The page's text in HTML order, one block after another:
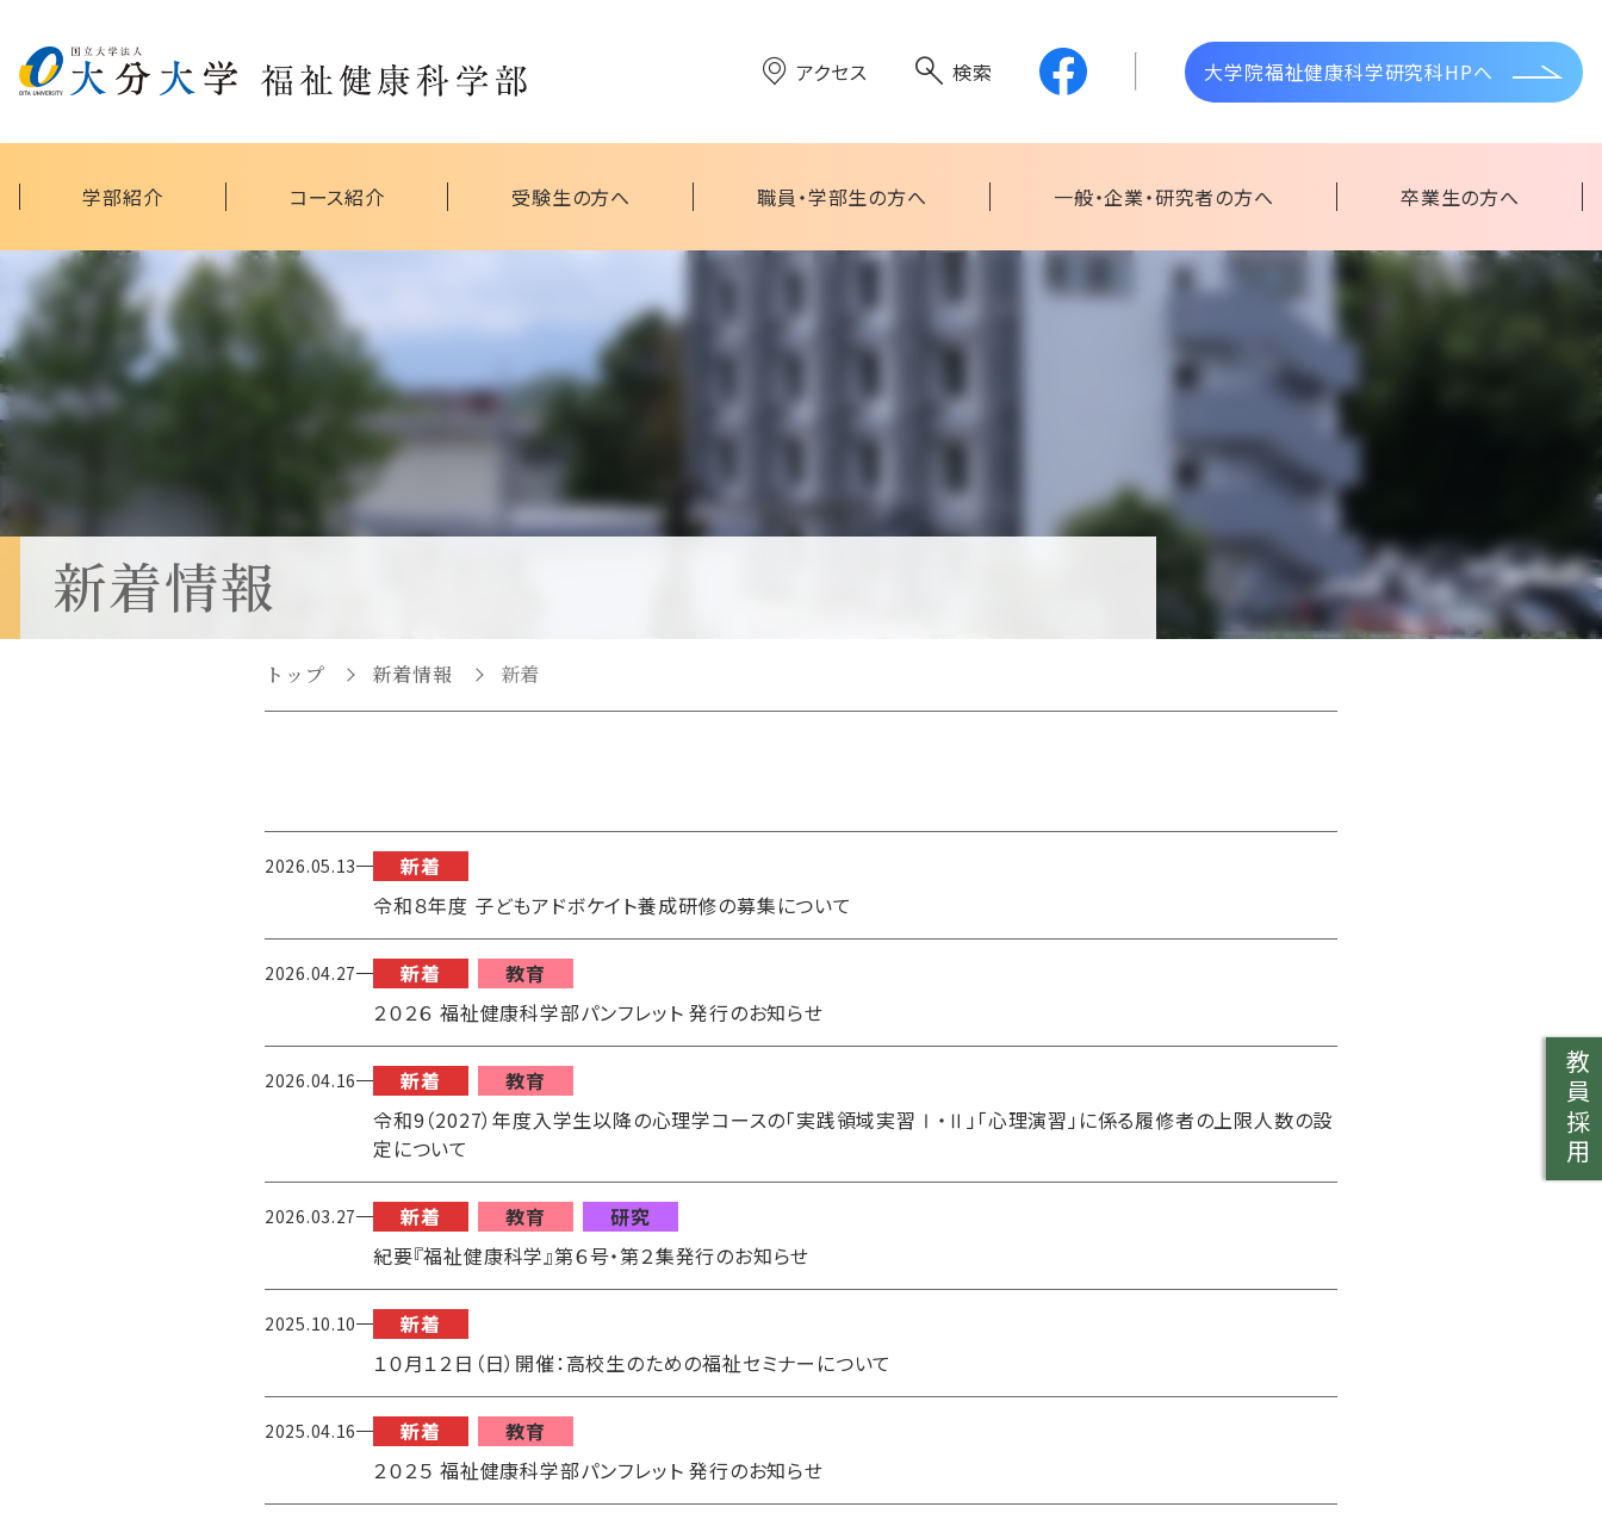
アクセス 検索 大学院福祉健康科学研究科HPへ
学部紹介 コース紹介
地域共生社会研究拠
点
権利擁護教育研究セ
ンター
臨床心理教育研究セ
（心理教育相談室）
医療介護教育研究セ
受験生の方へ 職員・学部生の方へ 一般・企業・研究者の方へ 卒業生の方へ
新着情報
トップ 新着情報 新着
2026.05.13
新着
令和８年度 子どもアドボケイト養成研修の募集について
2026.04.27 新着
教育
２０２６ 福祉健康科学部パンフレット 発行のお知らせ
2026.04.16 新着
教育
令和9（2027）年度入学生以降の心理学コースの「実践領域実習Ⅰ・Ⅱ」「心理演習」に係る履修者の上限人数の設
定について
2026.03.27 新着 教育
研究
紀要『福祉健康科学』第６号・第２集発行のお知らせ
2025.10.10
新着
１０月１２日（日）開催：高校生のための福祉セミナーについて
2025.04.16 新着
教育
２０２５ 福祉健康科学部パンフレット 発行のお知らせ
教員採用